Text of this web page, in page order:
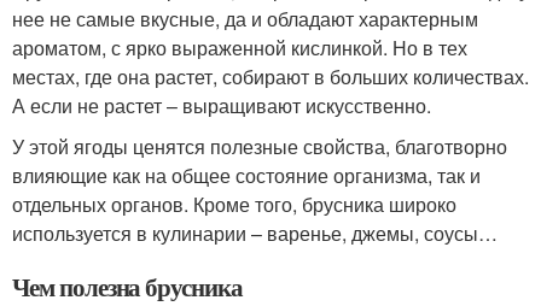
нее не самые вкусные, да и обладают характерным
ароматом, с ярко выраженной кислинкой. Но в тех
местах, где она растет, собирают в больших количествах.
А если не растет – выращивают искусственно.
У этой ягоды ценятся полезные свойства, благотворно
влияющие как на общее состояние организма, так и
отдельных органов. Кроме того, брусника широко
используется в кулинарии – варенье, джемы, соусы…
Чем полезна брусника